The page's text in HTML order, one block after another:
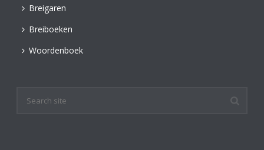
Breigaren
Breiboeken
Woordenboek